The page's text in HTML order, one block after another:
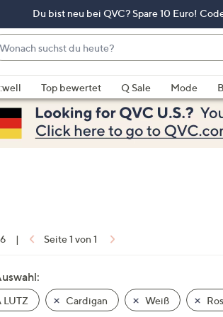
Du bist neu bei QVC? Spare 10 Euro!
Top bewertet Q Sale Mode
| Seite 1 von 1
LUTZ Cardigan Weiß